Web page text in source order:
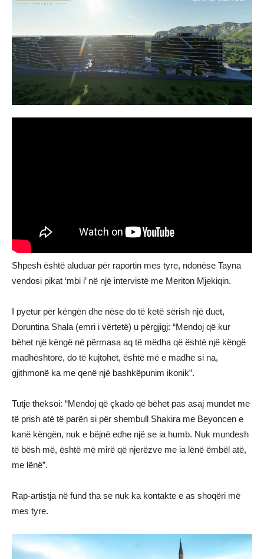
Shpesh është aluduar për raportin mes tyre, ndonëse Tayna
vendosi pikat ‘mbi i’ në një intervistë me Meriton Mjekiqin.
I pyetur për këngën dhe nëse do të ketë sërish një duet,
Doruntina Shala (emri i vërtetë) u përgjigj: “Mendoj që kur
bëhet një këngë në përmasa aq të mëdha që është një këngë
madhështore, do të kujtohet, është më e madhe si na,
gjithmonë ka me qenë një bashkëpunim ikonik”.
Tutje theksoi: “Mendoj që çkado që bëhet pas asaj mundet me
të prish atë të parën si për shembull Shakira me Beyoncen e
kanë këngën, nuk e bëjnë edhe një se ia humb. Nuk mundesh
të bësh më, është më mirë që njerëzve me ia lënë ëmbël atë,
me lënë”.
Rap-artistja në fund tha se nuk ka kontakte e as shoqëri më
mes tyre.